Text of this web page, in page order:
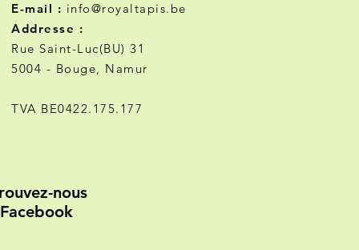
E-mail : info@royaltapis.be
Addresse :
Rue Saint-Luc(BU) 31
5004 - Bouge, Namur
TVA BE0422.175.177
nous